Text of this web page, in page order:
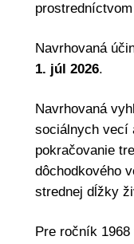
prostredníctvom
Navrhovaná
1. júl 2026.
Navrhovaná
sociálnych vecí
pokračovanie
dôchodkového
strednej dĺžky
Pre ročník